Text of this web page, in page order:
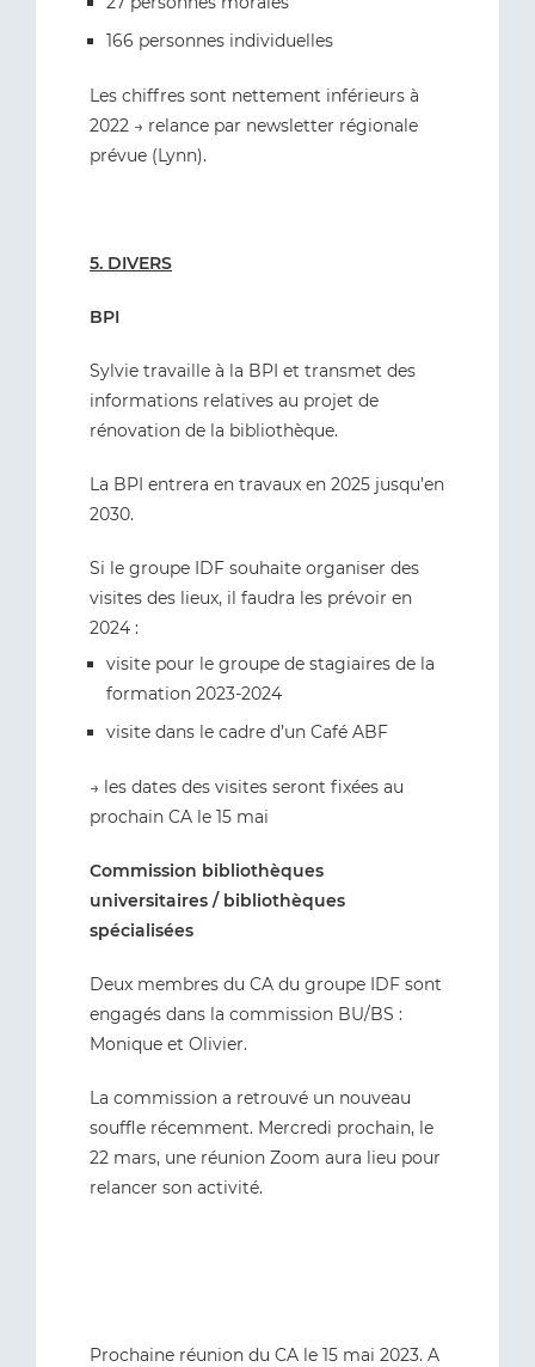
166 personnes individuelles
Les chiffres sont nettement inférieurs à
2022 → relance par newsletter régionale
prévue (Lynn).
5. DIVERS
BPI
Sylvie travaille à la BPI et transmet des
informations relatives au projet de
rénovation de la bibliothèque.
La BPI entrera en travaux en 2025 jusqu’en
2030.
Si le groupe IDF souhaite organiser des
visites des lieux, il faudra les prévoir en
2024 :
visite pour le groupe de stagiaires de la
formation 2023-2024
visite dans le cadre d’un Café ABF
→ les dates des visites seront fixées au
prochain CA le 15 mai
Commission bibliothèques
universitaires / bibliothèques
spécialisées
Deux membres du CA du groupe IDF sont
engagés dans la commission BU/BS :
Monique et Olivier.
La commission a retrouvé un nouveau
souffle récemment. Mercredi prochain, le
22 mars, une réunion Zoom aura lieu pour
relancer son activité.
Prochaine réunion du CA le 15 mai 2023. A